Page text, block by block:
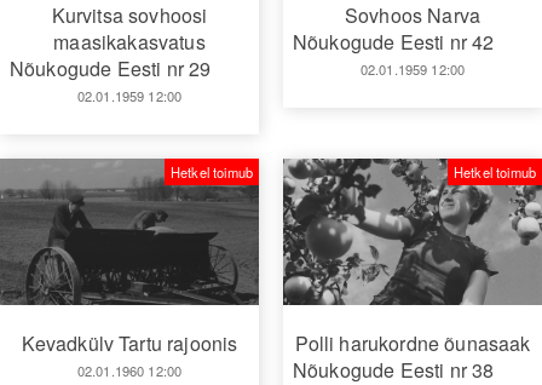
Kurvitsa sovhoosi
maasikakasvatus
Nõukogude Eesti nr 29
02.01.1959 12:00
Sovhoos Narva
Nõukogude Eesti nr 42
02.01.1959 12:00
Kevadkülv Tartu rajoonis
02.01.1960 12:00
Hetkel toimub
Polli harukordne õunasaak
Nõukogude Eesti nr 38
Hetkel toimub